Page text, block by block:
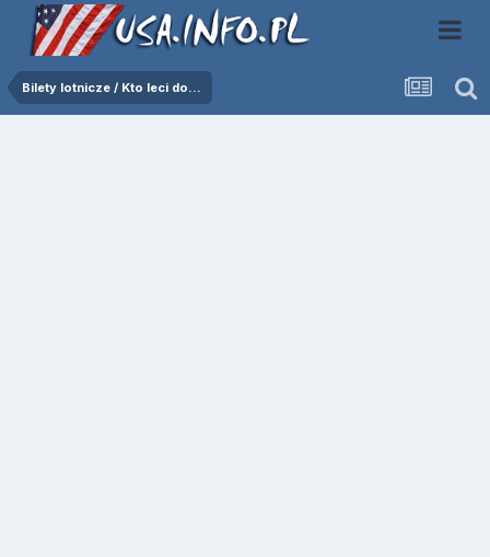
Bilety lotnicze / Kto leci do...